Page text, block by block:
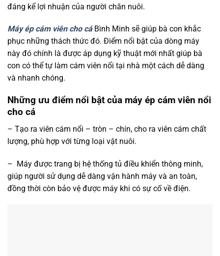
đáng kể lợi nhuận của người chăn nuôi.
Máy ép cám viên cho cáBình Minh sẽ giúp bà con khắc
phục những thách thức đó. Điểm nổi bật của dòng máy
này đó chính là được áp dụng kỹ thuật mới nhất giúp bà
con có thể tự làm cám viên nổi tại nhà một cách dễ dàng
và nhanh chóng.
Những ưu điểm nổi bật của máy ép cám viên nổi
cho cá
– Tạo ra viên cám nổi – tròn – chín, cho ra viên cám chất
lượng, phù hợp với từng loại vật nuôi.
– Máy được trang bị hệ thống tủ điều khiển thông minh,
giúp người sử dụng dễ dàng vận hành máy và an toàn,
đồng thời còn bảo vệ được máy khi có sự cố về điện.